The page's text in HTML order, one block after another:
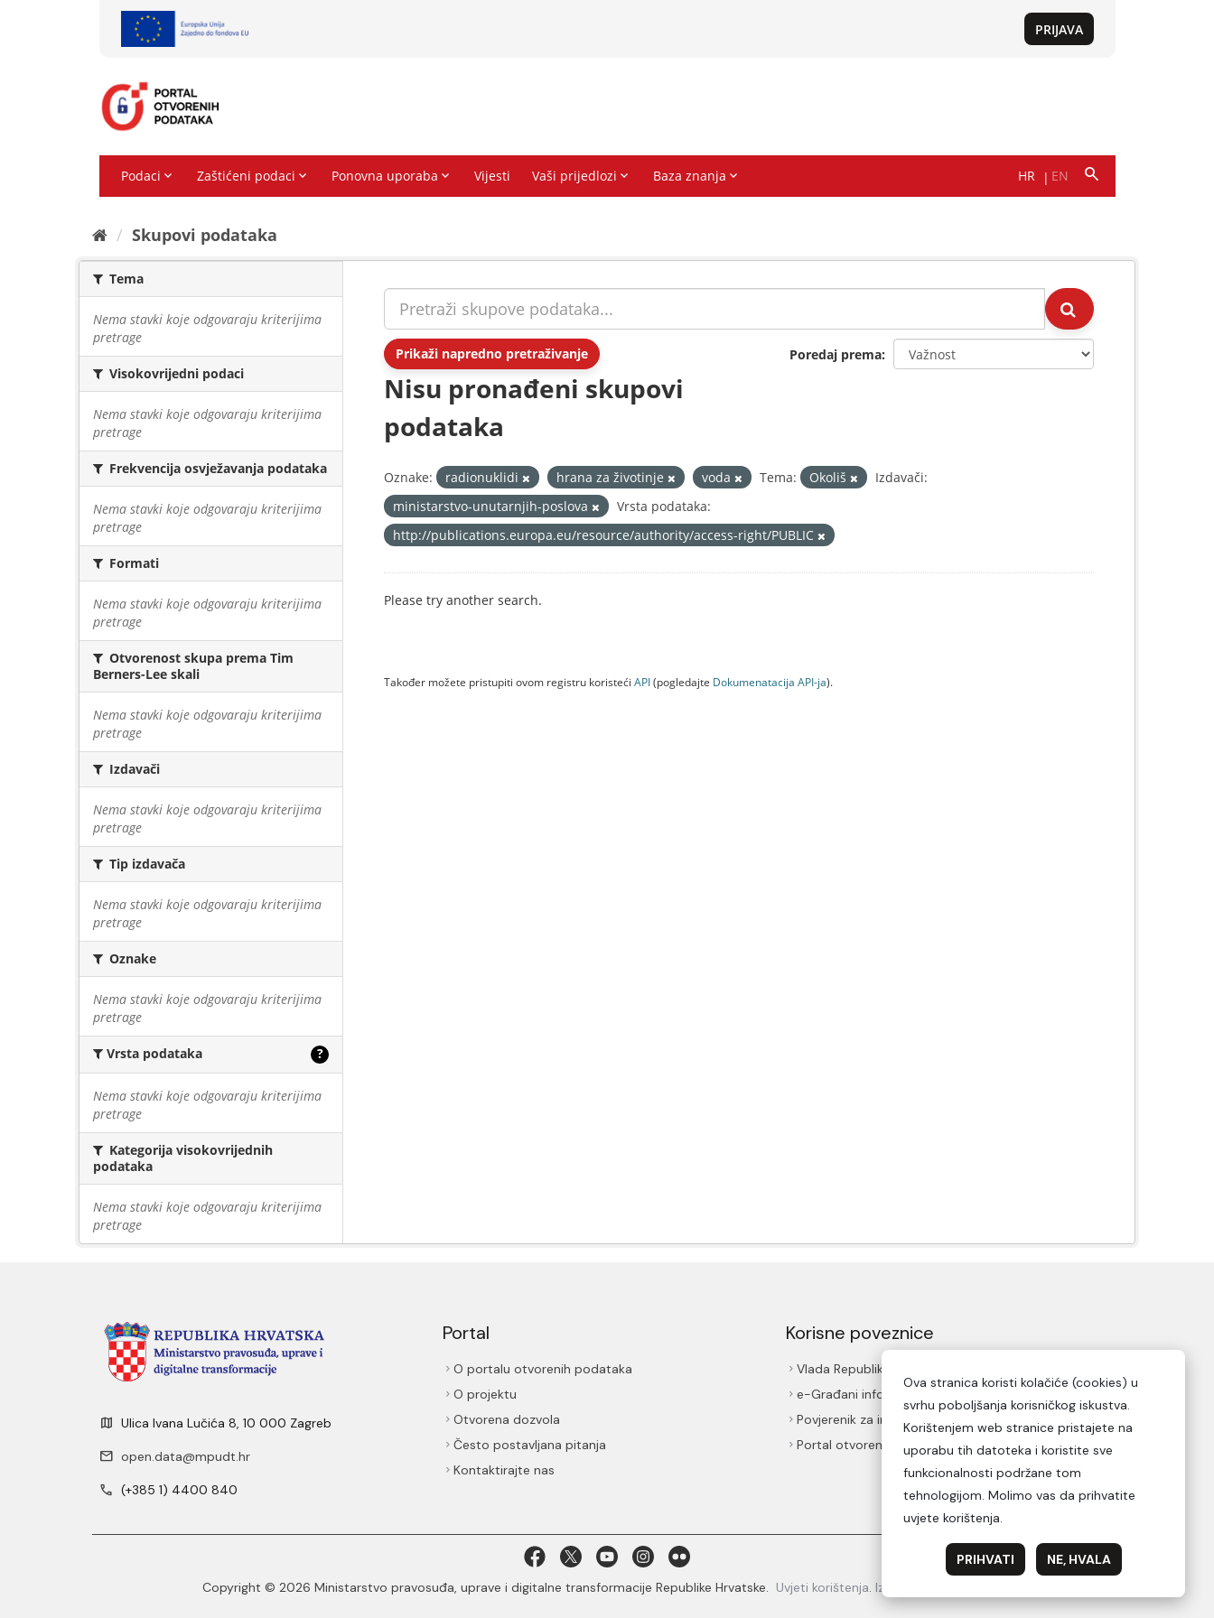
Skupovi podаtаkа
Tema
Nema stavki koje odgovaraju kriterijima
pretrage
Visokovrijedni podaci
Nema stavki koje odgovaraju kriterijima
pretrage
Frekvencija osvježavanja podataka
Nema stavki koje odgovaraju kriterijima
pretrage
Formati
Nema stavki koje odgovaraju kriterijima
pretrage
Otvorenost skupa prema Tim
Berners-Lee skali
Nema stavki koje odgovaraju kriterijima
pretrage
Izdavači
Nema stavki koje odgovaraju kriterijima
pretrage
Tip izdavača
Nema stavki koje odgovaraju kriterijima
pretrage
Oznake
Nema stavki koje odgovaraju kriterijima
pretrage
Vrsta podataka ?
Nema stavki koje odgovaraju kriterijima
pretrage
Kategorija visokovrijednih
podataka
Nema stavki koje odgovaraju kriterijima
pretrage
Prikaži napredno pretraživanje Poredaj prema
Nisu pronađeni skupovi
podataka
Oznake: radionuklidi hrana za životinje voda Tema: Okoliš
Izdavači:
ministarstvo-unutarnjih-poslova
Vrsta podataka:
http://publications.europa.eu/resource/authority/access-right/PUBLIC
Please try another search.
Također možete pristupiti ovom registru koristeći API(pogledajte Dokumenаtаcijа API-jа).